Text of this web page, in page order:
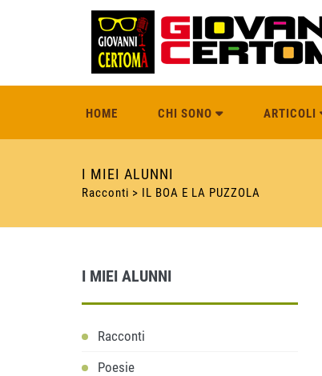
HOME CHI SONO ARTICOLI
I MIEI ALUNNI
Racconti > IL BOA E LA PUZZOLA
I MIEI ALUNNI
Racconti
Poesie